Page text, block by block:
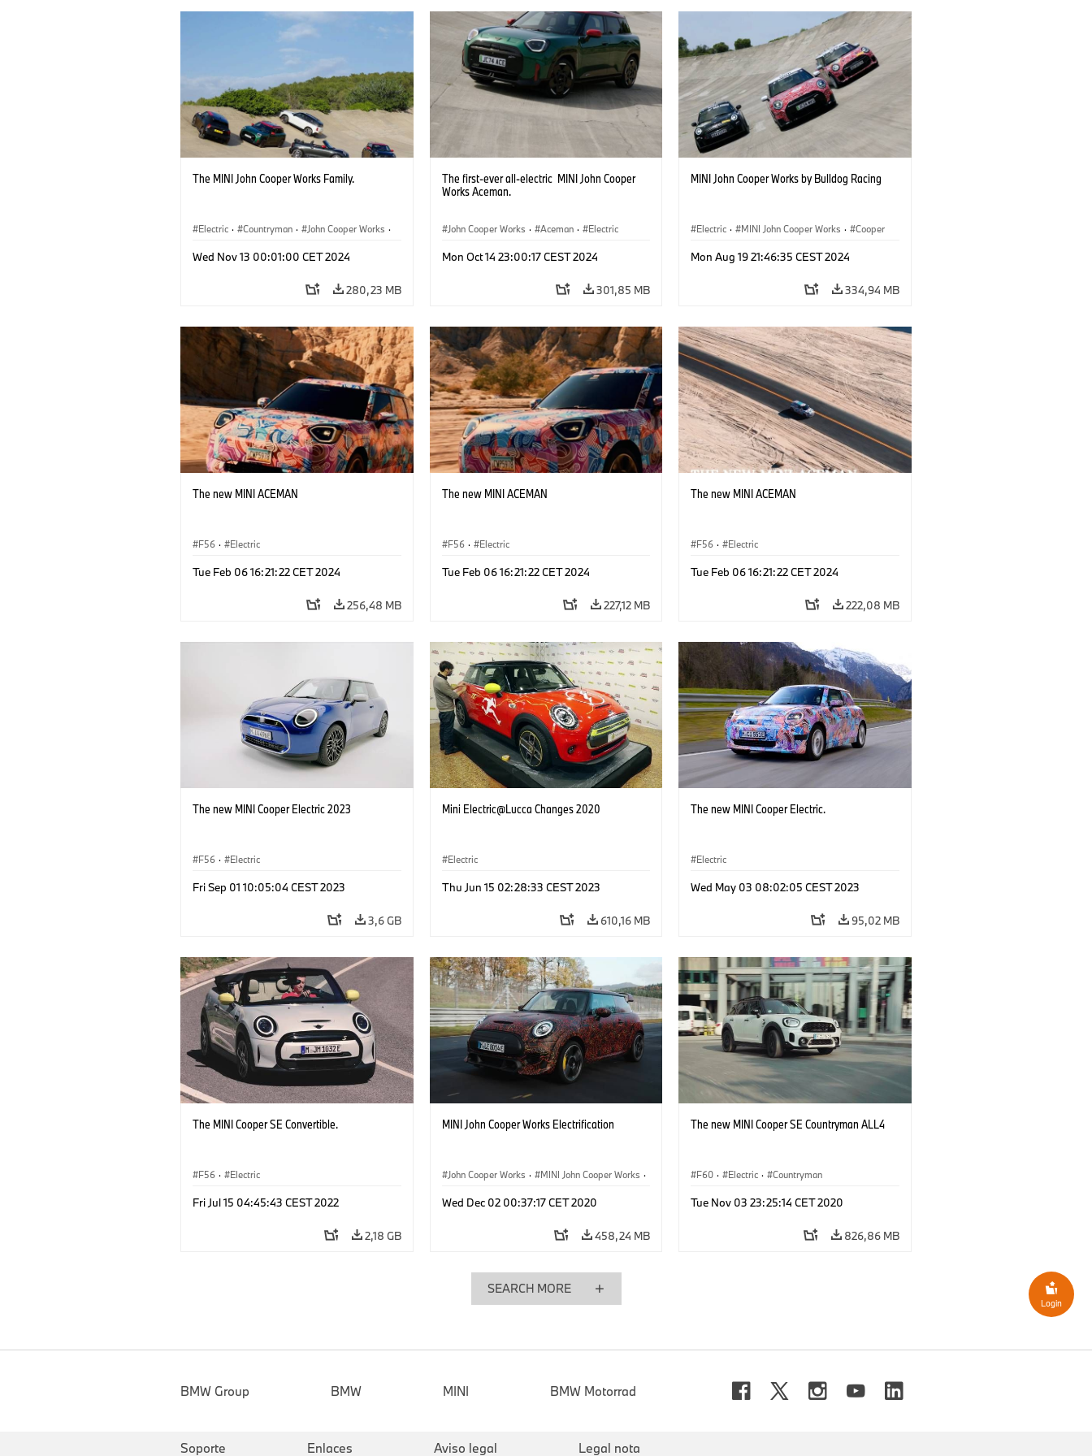
The MINI John Cooper Works Family.
Electric · Countryman · John Cooper Works ·
Wed Nov 13 00:01:00 CET 2024
280,23 MB
The first-ever all-electric MINI John Cooper
Works Aceman.
John Cooper Works · Aceman · Electric
Mon Oct 14 23:00:17 CEST 2024
301,85 MB
MINI John Cooper Works by Bulldog Racing
Electric · MINI John Cooper Works · Cooper
Mon Aug 19 21:46:35 CEST 2024
334,94 MB
The new MINI ACEMAN
F56 · Electric
Tue Feb 06 16:21:22 CET 2024
256,48 MB
The new MINI ACEMAN
F56 · Electric
Tue Feb 06 16:21:22 CET 2024
227,12 MB
The new MINI ACEMAN
F56 · Electric
Tue Feb 06 16:21:22 CET 2024
222,08 MB
The new MINI Cooper Electric 2023
F56 · Electric
Fri Sep 01 10:05:04 CEST 2023
3,6 GB
Mini Electric@Lucca Changes 2020
Electric
Thu Jun 15 02:28:33 CEST 2023
610,16 MB
The new MINI Cooper Electric.
Electric
Wed May 03 08:02:05 CEST 2023
95,02 MB
The MINI Cooper SE Convertible.
F56 · Electric
Fri Jul 15 04:45:43 CEST 2022
2,18 GB
MINI John Cooper Works Electrification
John Cooper Works · MINI John Cooper Works ·
Wed Dec 02 00:37:17 CET 2020
458,24 MB
The new MINI Cooper SE Countryman ALL4
F60 · Electric · Countryman
Tue Nov 03 23:25:14 CET 2020
826,86 MB
SEARCH MORE
BMW Group BMW MINI BMW Motorrad
Soporte Enlaces Aviso legal Legal nota
Login